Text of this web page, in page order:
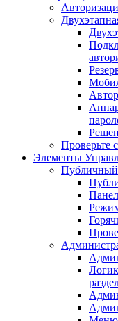
Проверьте
Элементы
Публичный